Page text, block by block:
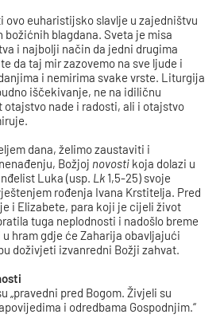
ovo euharistijsko slavlje u zajedništvu
božićnih blagdana. Sveta je misa
i najbolji način da jedni drugima
da taj mir zazovemo na sve ljude i
i nemirima svake vrste. Liturgija
iščekivanje, ne na idiličnu
otajstvo nade i radosti, ali i otajstvo
dana, želimo zaustaviti i
Božjoj novosti koja dolazi u
Luka (usp. Lk 1,5-25) svoje
rođenja Ivana Krstitelja. Pred
i Elizabete, para koji je cijeli život
tuga neplodnosti i nadošlo breme
hram gdje će Zaharija obavljajući
doživjeti izvanredni Božji zahvat.
„pravedni pred Bogom. Živjeli su
i odredbama Gospodnjim.“